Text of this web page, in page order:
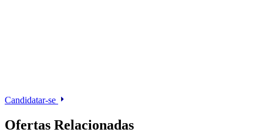
Candidatar-se
Ofertas Relacionadas